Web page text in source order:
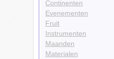
Continenten
Evenementen
Fruit
Instrumenten
Maanden
Materialen